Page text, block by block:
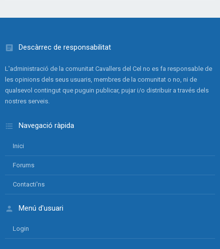
Descàrrec de responsabilitat
L'administració de la comunitat Cavallers del Cel no es fa responsable de
les opinions dels seus usuaris, membres de la comunitat o no, ni de
qualsevol contingut que puguin publicar, pujar i/o distribuir a través dels
nostres serveis.
Navegació ràpida
Inici
Forums
Contacti'ns
Menú d'usuari
Login